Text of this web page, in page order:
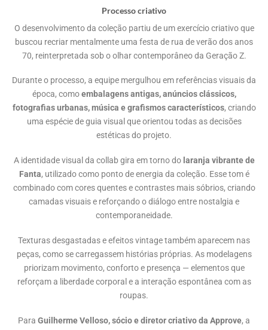
Processo criativo
O desenvolvimento da coleção partiu de um exercício criativo que
buscou recriar mentalmente uma festa de rua de verão dos anos
70, reinterpretada sob o olhar contemporâneo da Geração Z.
Durante o processo, a equipe mergulhou em referências visuais da
época, comoembalagens antigas, anúncios clássicos,
fotografias urbanas, música e grafismos característicos, criando
uma espécie de guia visual que orientou todas as decisões
estéticas do projeto.
A identidade visual da collab gira em torno do laranja vibrante de
Fanta, utilizado como ponto de energia da coleção. Esse tom é
combinado com cores quentes e contrastes mais sóbrios, criando
camadas visuais e reforçando o diálogo entre nostalgia e
contemporaneidade.
Texturas desgastadas e efeitos vintage também aparecem nas
peças, como se carregassem histórias próprias. As modelagens
priorizam movimento, conforto e presença — elementos que
reforçam a liberdade corporal e a interação espontânea com as
roupas.
Para Guilherme Velloso, sócio e diretor criativo da Approve, a